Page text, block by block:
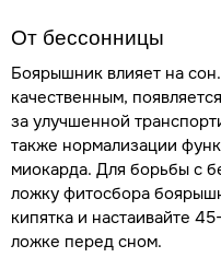
От бессонницы
Боярышник влияет на
качественным,
за улучшенной
также нормализации
миокарда. Для борьбы с
ложку фитосбора
кипятка и настаивайте
ложке перед сном.